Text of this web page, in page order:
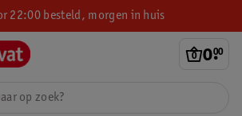
22:00 besteld, morgen in huis
0.
00